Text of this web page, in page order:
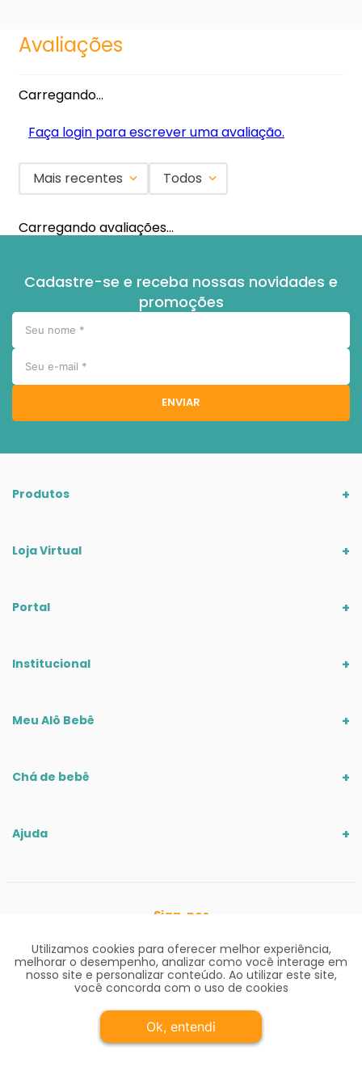
Comprar e receber
Avaliações
Carregando…
Faça login para escrever uma avaliação.
Mais recentes Todos
Carregando avaliações…
Utilizamos cookies para oferecer melhor experiência,
melhorar o desempenho, analizar como você interage em
nosso site e personalizar conteúdo. Ao utilizar este site,
você concorda com o uso de cookies
Ok, entendi
Cadastre-se e receba nossas novidades e
promoções
ENVIAR
Produtos
Loja Virtual
Portal
Institucional
Meu Alô Bebê
Chá de bebê
Ajuda
Siga-nos